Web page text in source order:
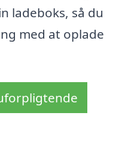
ladeboks, så du
med at oplade